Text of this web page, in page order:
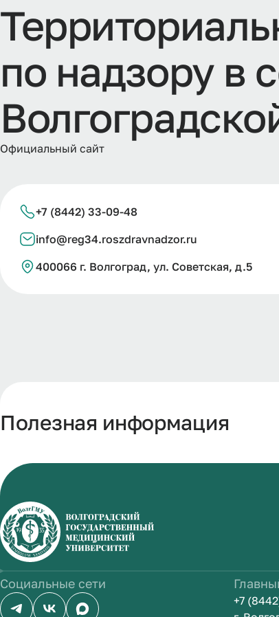
Территориаль
по надзору в с
Волгоградско
Официальный сайт
+7 (8442) 33-09-48
info@reg34.roszdravnadzor.ru
400066 г. Волгоград, ул. Советская, д.5
Полезная информация
Социальные сети
+7